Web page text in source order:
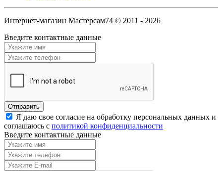
Интернет-магазин Мастерсам74 © 2011 - 2026
Введите контактные данные
Я даю свое согласие на обработку персональных данных и
соглашаюсь с политикой конфиденциальности
Введите контактные данные